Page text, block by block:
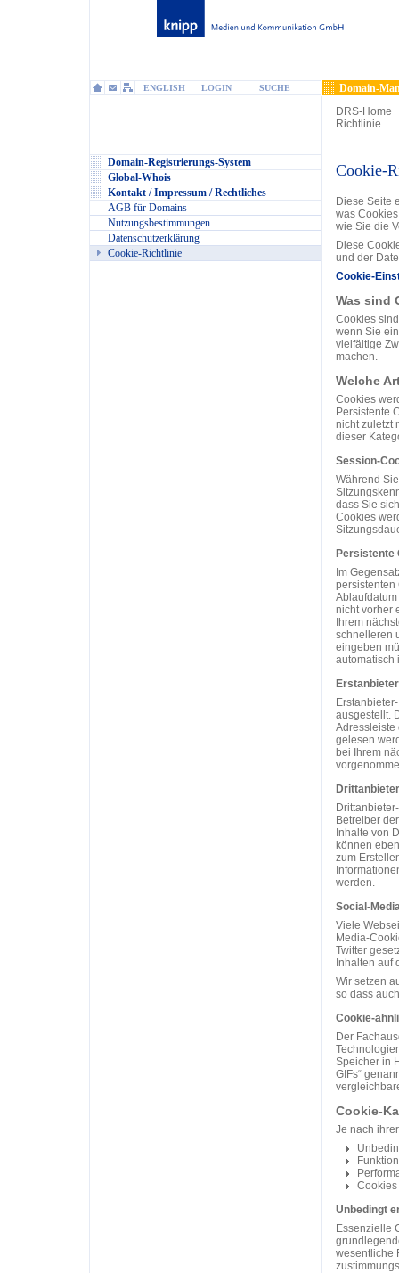
ENGLISH LOGIN SUCHE
Domain-
DRS-Home
Richtlinie
Domain-Registrierungs-System
Global-Whois
Kontakt / Impressum / Rechtliches
AGB für Domains
Nutzungsbestimmungen
Datenschutzerklärung
Cookie-Richtlinie
Cookie-
Diese Seite
was
wie Sie die
Diese
und der
Cookie-
Was sind
Cookies
wenn Sie
vielfältige
machen.
Welche
Cookies
Persistente
nicht zuletzt
dieser
Session-
Während
dass Sie
Cookies
Persistente
Im
persistenten
nicht vorher
Ihrem
schnelleren
eingeben
automatisch
ausgestellt.
Adressleiste
gelesen
bei Ihrem
Betreiber
Inhalte von
können
zum
werden.
Social-
Viele
Media-
Twitter
Inhalten auf
Wir setzen
so dass
Cookie-
Der
Speicher in
GIFs“
Cookie-
Je nach
Unbedingt
Essenzielle
wesentliche